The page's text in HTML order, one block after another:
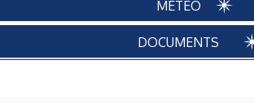
METEO
DOCUMENTS